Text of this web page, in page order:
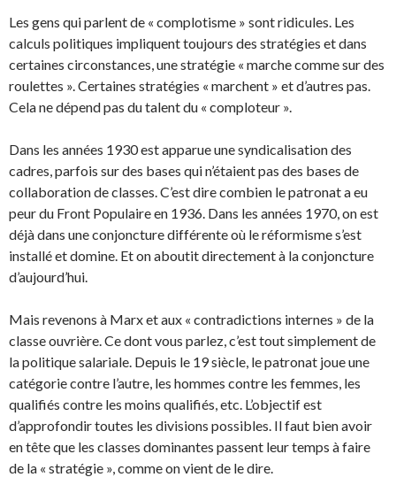
Les gens qui parlent de « complotisme » sont ridicules. Les
calculs politiques impliquent toujours des stratégies et dans
certaines circonstances, une stratégie « marche comme sur des
roulettes ». Certaines stratégies « marchent » et d’autres pas.
Cela ne dépend pas du talent du « comploteur ».
Dans les années 1930 est apparue une syndicalisation des
cadres, parfois sur des bases qui n’étaient pas des bases de
collaboration de classes. C’est dire combien le patronat a eu
peur du Front Populaire en 1936. Dans les années 1970, on est
déjà dans une conjoncture différente où le réformisme s’est
installé et domine. Et on aboutit directement à la conjoncture
d’aujourd’hui.
Mais revenons à Marx et aux « contradictions internes » de la
classe ouvrière. Ce dont vous parlez, c’est tout simplement de
la politique salariale. Depuis le 19 siècle, le patronat joue une
catégorie contre l’autre, les hommes contre les femmes, les
qualifiés contre les moins qualifiés, etc. L’objectif est
d’approfondir toutes les divisions possibles. Il faut bien avoir
en tête que les classes dominantes passent leur temps à faire
de la « stratégie », comme on vient de le dire.